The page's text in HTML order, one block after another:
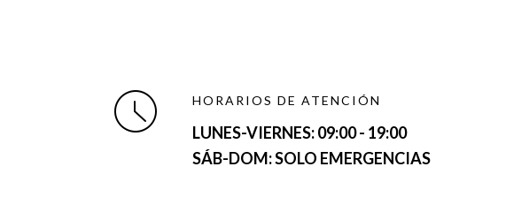
HORARIOS DE ATENCIÓN
LUNES-VIERNES:09:00 - 19:00
SÁB-DOM: SOLO EMERGENCIAS